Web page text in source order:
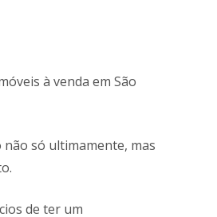
à venda em São
só ultimamente, mas
de ter um